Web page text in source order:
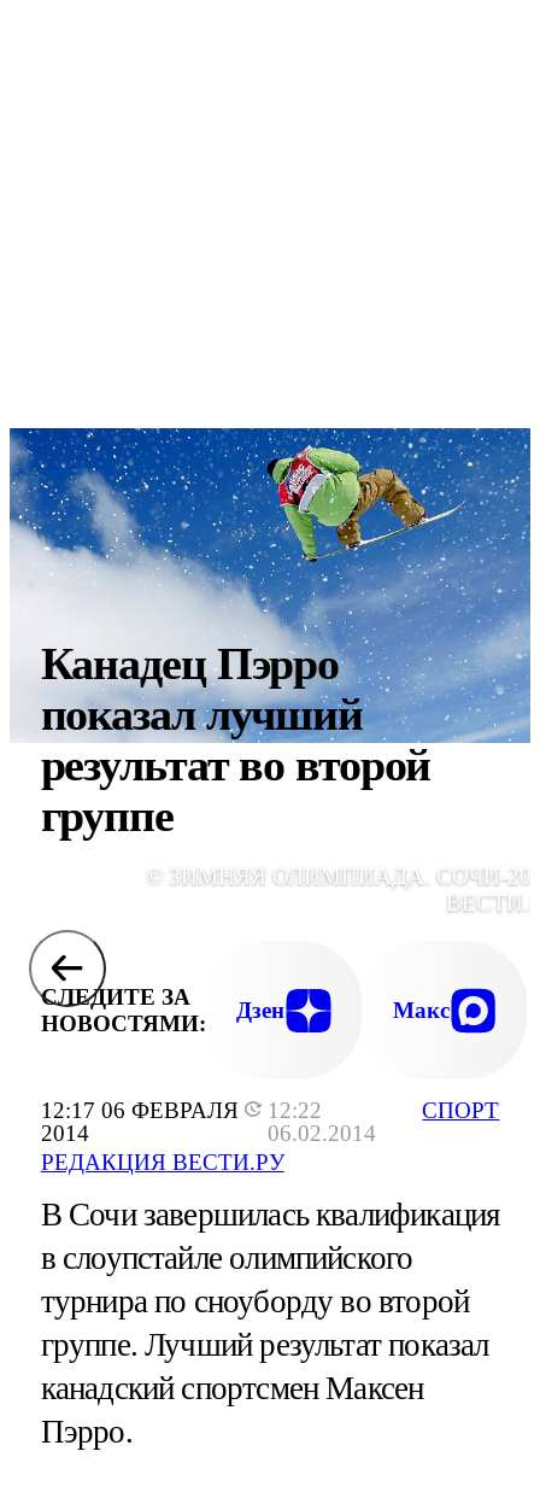
12:17 06 ФЕВРАЛЯ
2014
12:22
06.02.2014
РЕДАКЦИЯ ВЕСТИ.РУ
СПОРТ
Канадец Пэрро
показал лучший
результат во второй
группе
© ЗИМНЯЯ ОЛИМПИАДА. СОЧИ-
СЛЕДИТЕ ЗА
НОВОСТЯМИ:
Дзен Макс
В Сочи завершилась квалификация
в слоупстайле олимпийского
турнира по сноуборду во второй
группе. Лучший результат показал
канадский спортсмен Максен
Пэрро.